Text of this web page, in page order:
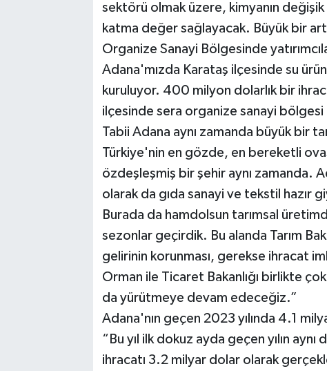
sektörü olmak üzere, kimyanın
katma değer sağlayacak. Büyük bir
Organize Sanayi Bölgesinde
Adana'mızda Karataş ilçesinde su
kuruluyor. 400 milyon dolarlık bir
ilçesinde sera organize sanayi
Tabii Adana aynı zamanda büyük bir
Türkiye'nin en gözde, en bereketli
özdeşleşmiş bir şehir aynı zamanda.
olarak da gıda sanayi ve tekstil hazır
Burada da hamdolsun tarımsal
sezonlar geçirdik. Bu alanda Tarım
gelirinin korunması, gerekse ihracat
Orman ile Ticaret Bakanlığı birlikte
da yürütmeye devam edeceğiz.”
Adana'nın geçen 2023 yılında 4.1
“Bu yıl ilk dokuz ayda geçen yılın
ihracatı 3.2 milyar dolar olarak